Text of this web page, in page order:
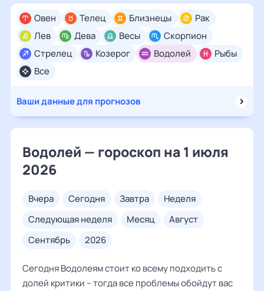
Все
Овен Телец Близнецы
Рак
Лев
Дева Весы
Скорпион
Стрелец
Козерог Водолей Рыбы
Ваши данные для прогнозов
Водолей — гороскоп на 1 июля
2026
вчера сегодня завтра
неделя
следующая неделя
месяц
август
сентябрь
2026
Сегодня Водолеям стоит ко всему подходить с
долей критики – тогда все проблемы обойдут вас